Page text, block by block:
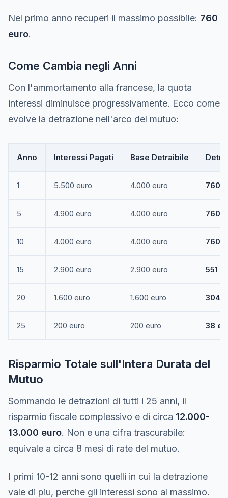
Nel primo anno recuperi il massimo possibile: 760
euro.
Come Cambia negli Anni
Con l'ammortamento alla francese, la quota
interessi diminuisce progressivamente. Ecco come
evolve la detrazione nell'arco del mutuo:
Anno Interessi Pagati Base Detraibile
1 5.500 euro 4.000 euro 760
5 4.900 euro 4.000 euro 760
10 4.000 euro 4.000 euro 760
15 2.900 euro 2.900 euro 551
20 1.600 euro 1.600 euro 304
25 200 euro 200 euro 38
Risparmio Totale sull'Intera Durata del
Mutuo
Sommando le detrazioni di tutti i 25 anni, il
risparmio fiscale complessivo e di circa 12.000-
13.000 euro. Non e una cifra trascurabile:
equivale a circa 8 mesi di rate del mutuo.
I primi 10-12 anni sono quelli in cui la detrazione
vale di piu, perche gli interessi sono al massimo.